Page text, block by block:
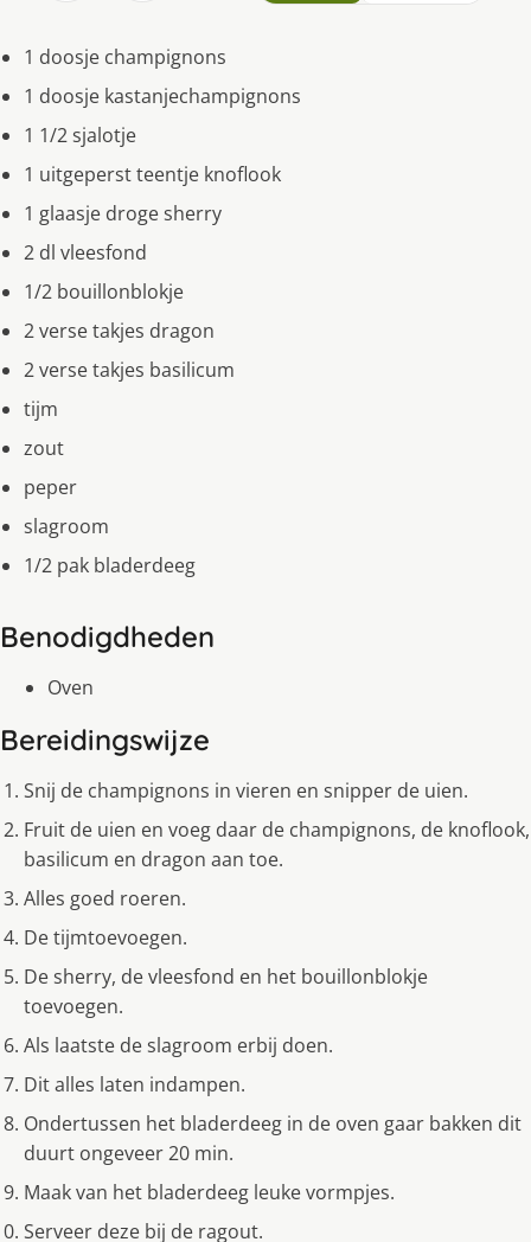
1 doosje champignons
1 doosje kastanjechampignons
1 1/2 sjalotje
1 uitgeperst teentje knoflook
1 glaasje droge sherry
2 dl vleesfond
1/2 bouillonblokje
2 verse takjes dragon
2 verse takjes basilicum
tijm
zout
peper
slagroom
1/2 pak bladerdeeg
Benodigdheden
Oven
Bereidingswijze
Snij de champignons in vieren en snipper de uien.
Fruit de uien en voeg daar de champignons, de knoflook,
basilicum en dragon aan toe.
Alles goed roeren.
De tijmtoevoegen.
De sherry, de vleesfond en het bouillonblokje
toevoegen.
Als laatste de slagroom erbij doen.
Dit alles laten indampen.
Ondertussen het bladerdeeg in de oven gaar bakken dit
duurt ongeveer 20 min.
Maak van het bladerdeeg leuke vormpjes.
Serveer deze bij de ragout.